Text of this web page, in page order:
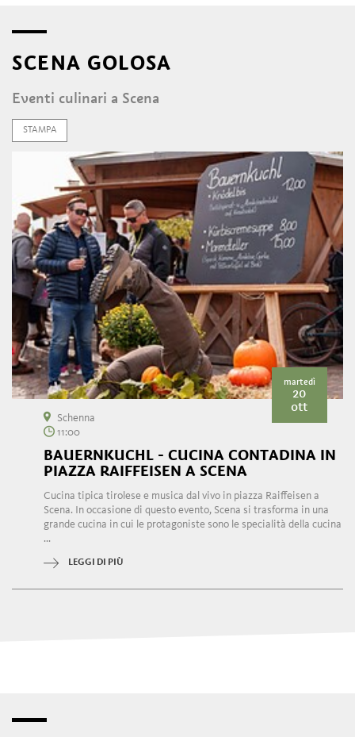
SCENA GOLOSA
Eventi culinari a Scena
STAMPA
martedì
20
ott
Schenna
11:00
BAUERNKUCHL - CUCINA CONTADINA IN
PIAZZA RAIFFEISEN A SCENA
Cucina tipica tirolese e musica dal vivo in piazza Raiffeisen a
Scena. In occasione di questo evento, Scena si trasforma in una
grande cucina in cui le protagoniste sono le specialità della cucina
...
LEGGI DI PIÙ